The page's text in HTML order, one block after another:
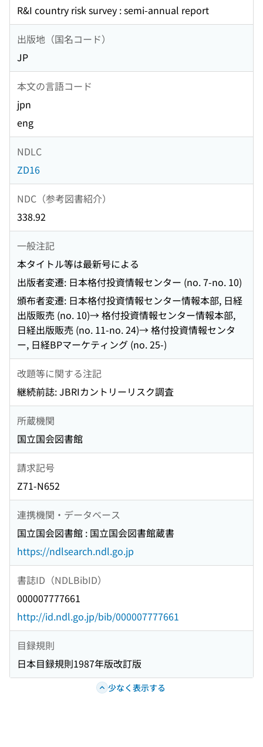
R&I country risk survey : semi-annual report
出版地（国名コード）
JP
本文の言語コード
jpn
eng
NDLC
ZD16
NDC（参考図書紹介）
338.92
一般注記
本タイトル等は最新号による
出版者変遷: 日本格付投資情報センター (no. 7-no. 10)
頒布者変遷: 日本格付投資情報センター情報本部, 日経
出版販売 (no. 10)→ 格付投資情報センター情報本部,
日経出版販売 (no. 11-no. 24)→ 格付投資情報センタ
ー, 日経BPマーケティング (no. 25-)
改題等に関する注記
継続前誌: JBRIカントリーリスク調査
所蔵機関
国立国会図書館
請求記号
Z71-N652
連携機関・データベース
国立国会図書館 : 国立国会図書館蔵書
https://ndlsearch.ndl.go.jp
書誌ID（NDLBibID）
000007777661
http://id.ndl.go.jp/bib/000007777661
目録規則
日本目録規則1987年版改訂版
少なく表示する